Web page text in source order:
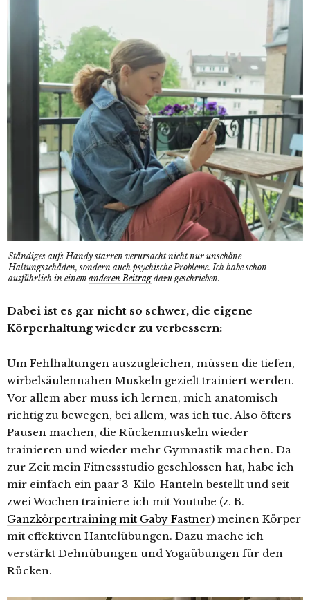
Ständiges aufs Handy starren verursacht nicht nur unschöne
Haltungsschäden, sondern auch psychische Probleme. Ich habe schon
ausführlich in einem anderen Beitrag dazu geschrieben.
Dabei ist es gar nicht so schwer, die eigene
Körperhaltung wieder zu verbessern:
Um Fehlhaltungen auszugleichen, müssen die tiefen,
wirbelsäulennahen Muskeln gezielt trainiert werden.
Vor allem aber muss ich lernen, mich anatomisch
richtig zu bewegen, bei allem, was ich tue. Also öfters
Pausen machen, die Rückenmuskeln wieder
trainieren und wieder mehr Gymnastik machen. Da
zur Zeit mein Fitnessstudio geschlossen hat, habe ich
mir einfach ein paar 3-Kilo-Hanteln bestellt und seit
zwei Wochen trainiere ich mit Youtube (z. B.
Ganzkörpertraining mit Gaby Fastner) meinen Körper
mit effektiven Hantelübungen. Dazu mache ich
verstärkt Dehnübungen und Yogaübungen für den
Rücken.